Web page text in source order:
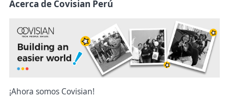
Acerca de Covisian Perú
¡Ahora somos Covisian!